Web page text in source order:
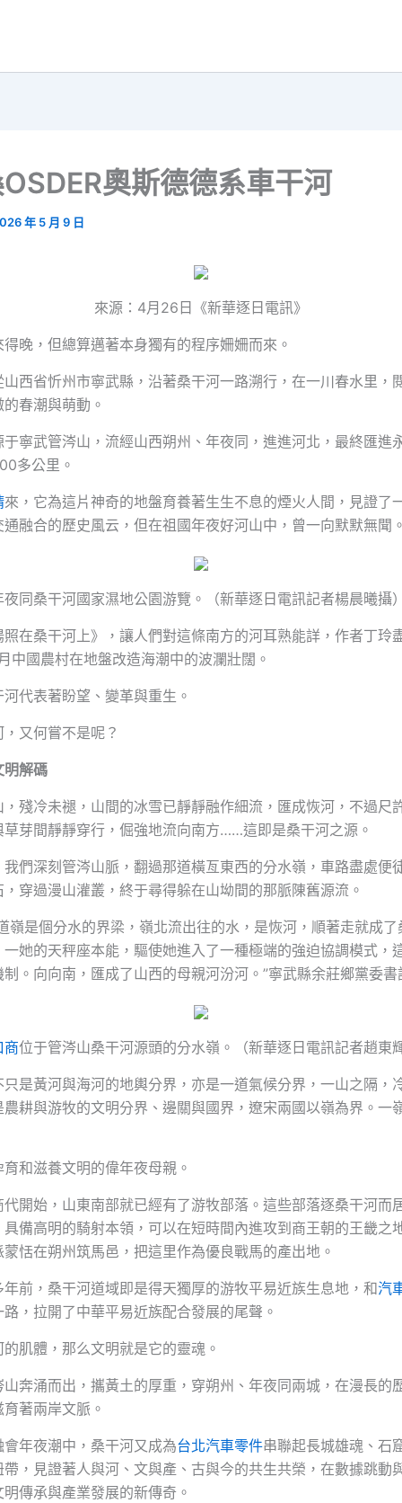
奧斯德德系車干河
年 5 月 9 日
來源：4月26日《新華逐日電訊》
晚，但總算邁著本身獨有的程序姍姍而來。
西省忻州市寧武縣，沿著桑干河一路溯行，在一川春水里，
春潮與萌動。
寧武管涔山，流經山西朔州、年夜同，進進河北，最終匯進
多公里。
來，它為這片神奇的地盤育養著生生不息的煙火人間，見證了
融合的歷史風云，但在祖國年夜好河山中，曾一向默默無聞
同桑干河國家濕地公園游覽。（新華逐日電訊記者楊晨曦攝
在桑干河上》，讓人們對這條南方的河耳熟能詳，作者丁玲
中國農村在地盤改造海潮中的波瀾壯闊。
代表著盼望、變革與重生。
又何嘗不是呢？
明解碼
殘冷未褪，山間的冰雪已靜靜融作細流，匯成恢河，不過尺
草芽間靜靜穿行，倔強地流向南方……這即是桑干河之源。
們深刻管涔山脈，翻過那道橫亙東西的分水嶺，車路盡處便
穿過漫山灌叢，終于尋得躲在山坳間的那脈陳舊源流。
嶺是個分水的界梁，嶺北流出往的水，是恢河，順著走就成
她的天秤座本能，驅使她進入了一種極端的強迫協調模式，
。向向南，匯成了山西的母親河汾河。”寧武縣余莊鄉黨委
商位于管涔山桑干河源頭的分水嶺。（新華逐日電訊記者趙東
是黃河與海河的地輿分界，亦是一道氣候分界，一山之隔，
耕與游牧的文明分界、邊關與國界，遼宋兩國以嶺為界。一
和滋養文明的偉年夜母親。
開始，山東南部就已經有了游牧部落。這些部落逐桑干河而
備高明的騎射本領，可以在短時間內進攻到商王朝的王畿之
恬在朔州筑馬邑，把這里作為優良戰馬的產出地。
前，桑干河道域即是得天獨厚的游牧平易近族生息地，和汽
，拉開了中華平易近族配合發展的尾聲。
肌體，那么文明就是它的靈魂。
奔涌而出，攜黃土的厚重，穿朔州、年夜同兩城，在漫長的
著兩岸文脈。
年夜潮中，桑干河又成為台北汽車零件串聯起長城雄魂、石
，見證著人與河、文與產、古與今的共生共榮，在數據跳動
傳承與產業發展的新傳奇。